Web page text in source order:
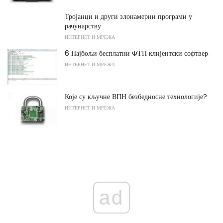
Тројанци и други злонамерни програми у
рачунарству
ИНТЕРНЕТ И МРЕЖА
6 Најбољи бесплатни ФТП клијентски софтвер
ИНТЕРНЕТ И МРЕЖА
Које су кључне ВПН безбедносне технологије?
ИНТЕРНЕТ И МРЕЖА
ad